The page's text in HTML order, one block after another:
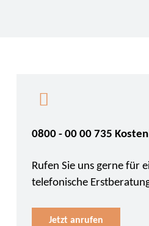
0800 - 00 00 735
Rufen Sie uns gerne für
telefonische
Jetzt anrufen